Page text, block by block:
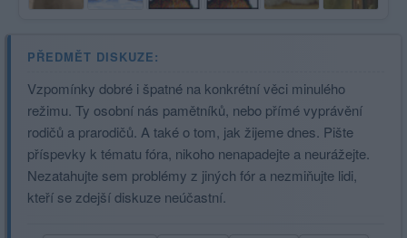
PŘEDMĚT DISKUZE:
Vzpomínky dobré i špatné na konkrétní věci minulého
režimu. Ty osobní nás pamětníků, nebo přímé vyprávění
rodičů a prarodičů. A také o tom, jak žijeme dnes. Pište
příspevky k tématu fóra, nikoho nenapadejte a neurážejte.
Nezatahujte sem problémy z jiných fór a nezmiňujte lidi,
kteří se zdejší diskuze neúčastní.